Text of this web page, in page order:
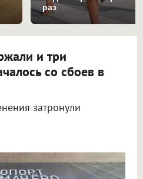
раз
и три
со сбоев в
затронули